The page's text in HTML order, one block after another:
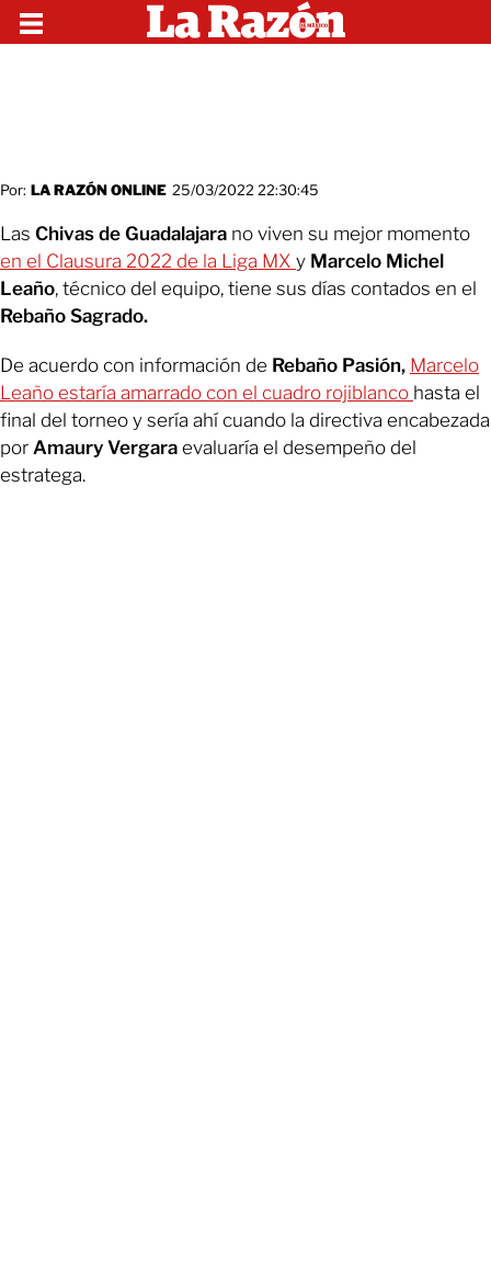
Por: LA RAZÓN ONLINE 25/03/2022 22:30:45
Las Chivas de Guadalajara no viven su mejor momento
en el Clausura 2022 de la Liga MX y Marcelo Michel
Leaño, técnico del equipo, tiene sus días contados en el
Rebaño Sagrado.
De acuerdo con información de Rebaño Pasión, Marcelo
Leaño estaría amarrado con el cuadro rojiblanco hasta el
final del torneo y sería ahí cuando la directiva encabezada
por Amaury Vergara evaluaría el desempeño del
estratega.